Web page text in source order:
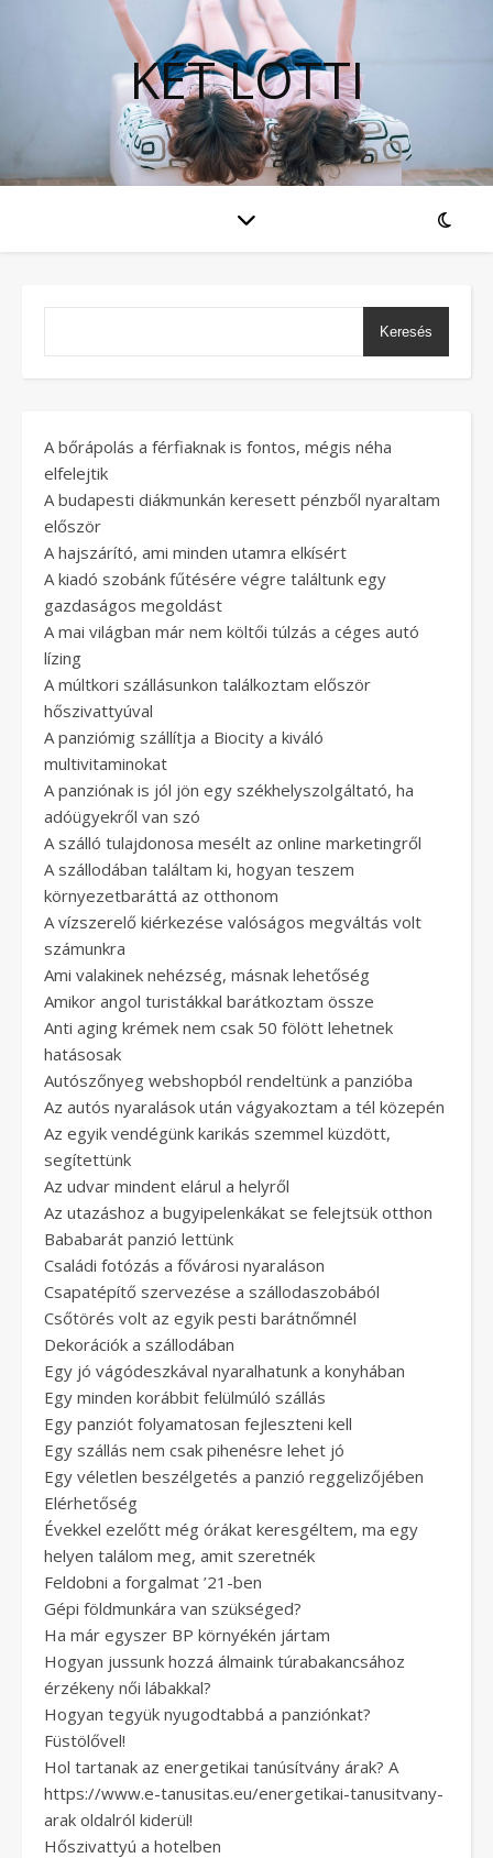
KÉT LOTTI
Keresés
A bőrápolás a férfiaknak is fontos, mégis néha
elfelejtik
A budapesti diákmunkán keresett pénzből nyaraltam
először
A hajszárító, ami minden utamra elkísért
A kiadó szobánk fűtésére végre találtunk egy
gazdaságos megoldást
A mai világban már nem költői túlzás a céges autó
lízing
A múltkori szállásunkon találkoztam először
hőszivattyúval
A panziómig szállítja a Biocity a kiváló
multivitaminokat
A panziónak is jól jön egy székhelyszolgáltató, ha
adóügyekről van szó
A szálló tulajdonosa mesélt az online marketingről
A szállodában találtam ki, hogyan teszem
környezetbaráttá az otthonom
A vízszerelő kiérkezése valóságos megváltás volt
számunkra
Ami valakinek nehézség, másnak lehetőség
Amikor angol turistákkal barátkoztam össze
Anti aging krémek nem csak 50 fölött lehetnek
hatásosak
Autószőnyeg webshopból rendeltünk a panzióba
Az autós nyaralások után vágyakoztam a tél közepén
Az egyik vendégünk karikás szemmel küzdött,
segítettünk
Az udvar mindent elárul a helyről
Az utazáshoz a bugyipelenkákat se felejtsük otthon
Bababarát panzió lettünk
Családi fotózás a fővárosi nyaraláson
Csapatépítő szervezése a szállodaszobából
Csőtörés volt az egyik pesti barátnőmnél
Dekorációk a szállodában
Egy jó vágódeszkával nyaralhatunk a konyhában
Egy minden korábbit felülmúló szállás
Egy panziót folyamatosan fejleszteni kell
Egy szállás nem csak pihenésre lehet jó
Egy véletlen beszélgetés a panzió reggelizőjében
Elérhetőség
Évekkel ezelőtt még órákat keresgéltem, ma egy
helyen találom meg, amit szeretnék
Feldobni a forgalmat ’21-ben
Gépi földmunkára van szükséged?
Ha már egyszer BP környékén jártam
Hogyan jussunk hozzá álmaink túrabakancsához
érzékeny női lábakkal?
Hogyan tegyük nyugodtabbá a panziónkat?
Füstölővel!
Hol tartanak az energetikai tanúsítvány árak? A
https://www.e-tanusitas.eu/energetikai-tanusitvany-
arak oldalról kiderül!
Hőszivattyú a hotelben